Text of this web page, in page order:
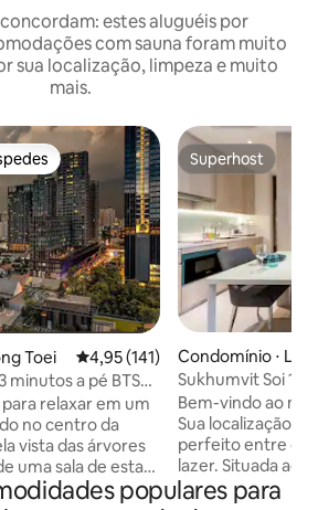
estes aluguéis por
com sauna foram muito
sua localização, limpeza e muito
mais.
dos hóspedes
Toei 4,95 de uma avaliação média de
4,95 (141)
minutos a pé BTS
relaxar em um
no centro da
vista das árvores
uma sala de estar
totalmente
Superhost
Superhost
Condomínio ⋅
Sukhumvit Soi 11
Nana, Vida
Bem-vindo ao
Sua localização
perfeito entre
lazer. Situada ao
11, esta
populares para